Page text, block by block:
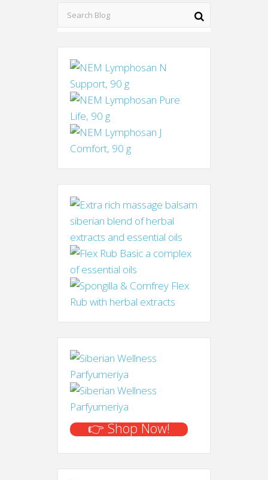
👉 Shop Now!